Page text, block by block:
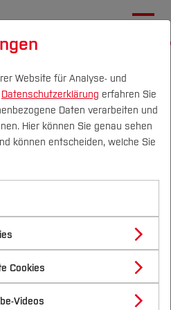
DE|EN Quicklinks
Hochschule
als
Hochschule
Website für Analyse- und
Datenschutzerklärung erfahren Sie
Daten verarbeiten und
Hier können Sie genau sehen
können entscheiden, welche Sie
Cookies
Videos